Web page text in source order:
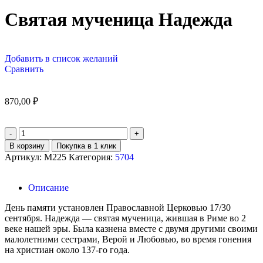
Святая мученица Надежда
Добавить в список желаний
Сравнить
870,00 ₽
В корзину Покупка в 1 клик
Артикул: М225 Категория: 5704
Описание
День памяти установлен Православной Церковью 17/30
сентября. Надежда — святая мученица, жившая в Риме во 2
веке нашей эры. Была казнена вместе с двумя другими своими
малолетними сестрами, Верой и Любовью, во время гонения
на христиан около 137-го года.